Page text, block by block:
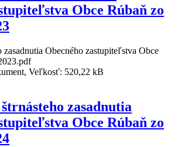
Obce Rúbaň zo
zasadnutia Obecného zastupiteľstva Obce
Veľkosť: 520,22 kB
zasadnutia
Obce Rúbaň zo